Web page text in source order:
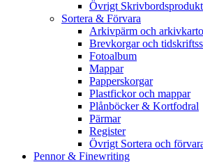
Övrigt
Sortera & Förvara
Arkivpärm och
Brevkorgar och
Fotoalbum
Mappar
Papperskorgar
Plastfickor och mappar
Plånböcker & Kortfodral
Pärmar
Register
Övrigt Sortera och
Pennor & Finewriting